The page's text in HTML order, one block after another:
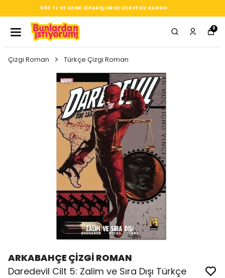
SEÇTIĞIN HER ÜRÜN, TARZINA DAIR KÜÇÜK BIR IMZA
0
Çizgi Roman Türkçe Çizgi Roman
ARKABAHÇE ÇİZGİ ROMAN
Daredevil Cilt 5: Zalim ve Sıra Dışı Türkçe